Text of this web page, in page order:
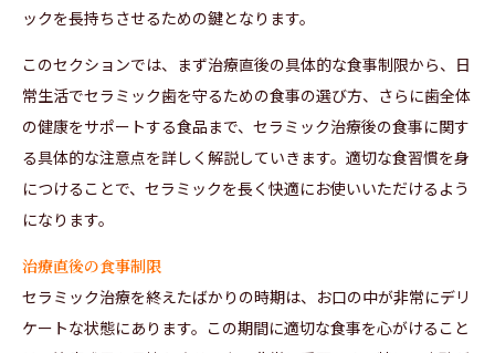
ックを長持ちさせるための鍵となります。
このセクションでは、まず治療直後の具体的な食事制限から、日
常生活でセラミック歯を守るための食事の選び方、さらに歯全体
の健康をサポートする食品まで、セラミック治療後の食事に関す
る具体的な注意点を詳しく解説していきます。適切な食習慣を身
につけることで、セラミックを長く快適にお使いいただけるよう
になります。
治療直後の食事制限
セラミック治療を終えたばかりの時期は、お口の中が非常にデリ
ケートな状態にあります。この期間に適切な食事を心がけること